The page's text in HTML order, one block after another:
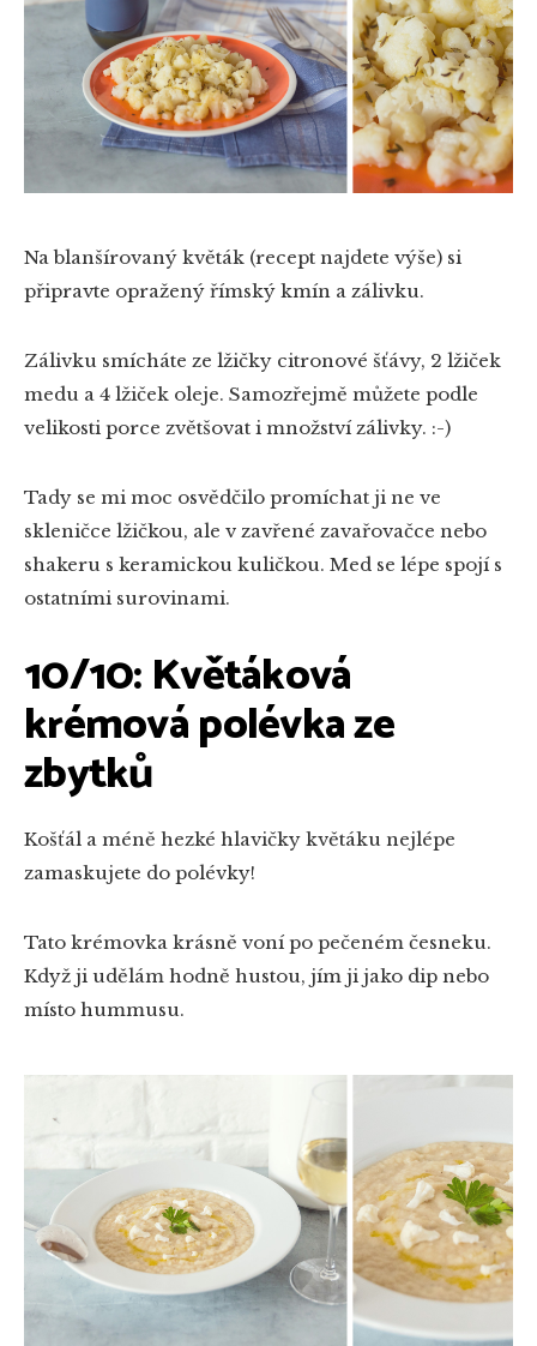
Na blanšírovaný květák (recept najdete výše) si
připravte opražený římský kmín a zálivku.
Zálivku smícháte ze lžičky citronové šťávy, 2 lžiček
medu a 4 lžiček oleje. Samozřejmě můžete podle
velikosti porce zvětšovat i množství zálivky. :-)
Tady se mi moc osvědčilo promíchat ji ne ve
skleničce lžičkou, ale v zavřené zavařovačce nebo
shakeru s keramickou kuličkou. Med se lépe spojí s
ostatními surovinami.
10/10: Květáková
krémová polévka ze
zbytků
Košťál a méně hezké hlavičky květáku nejlépe
zamaskujete do polévky!
Tato krémovka krásně voní po pečeném česneku.
Když ji udělám hodně hustou, jím ji jako dip nebo
místo hummusu.